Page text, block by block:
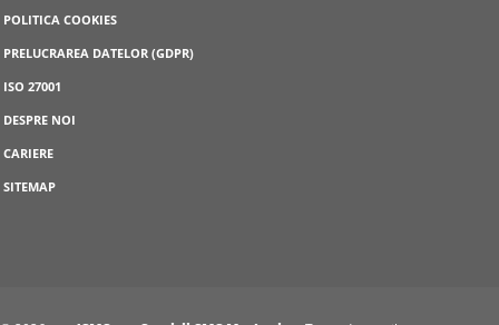
POLITICA COOKIES
PRELUCRAREA DATELOR (GDPR)
ISO 27001
DESPRE NOI
CARIERE
SITEMAP